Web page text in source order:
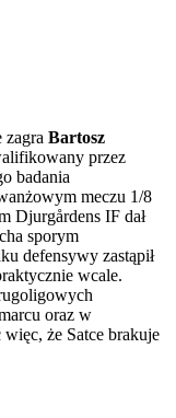
Bartosz
przez
badania
meczu 1/8
Djurgårdens IF dał
sporym
defensywy zastąpił
wcale.
oraz w
że Satce brakuje